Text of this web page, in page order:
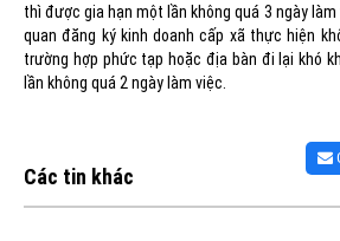
thì được gia hạn một lần không quá 3 ngày
quan đăng ký kinh doanh cấp xã thực hiện
trường hợp phức tạp hoặc địa bàn đi lại khó
lần không quá 2 ngày làm việc.
Các tin khác